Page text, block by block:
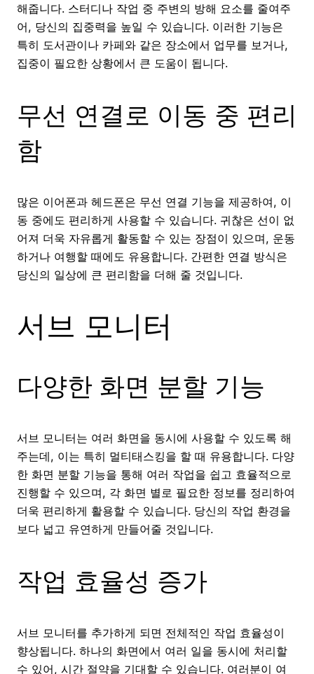
해줍니다. 스터디나 작업 중 주변의 방해 요소를 줄여주
어, 당신의 집중력을 높일 수 있습니다. 이러한 기능은
특히 도서관이나 카페와 같은 장소에서 업무를 보거나,
집중이 필요한 상황에서 큰 도움이 됩니다.
무선 연결로 이동 중 편리
함
많은 이어폰과 헤드폰은 무선 연결 기능을 제공하여, 이
동 중에도 편리하게 사용할 수 있습니다. 귀찮은 선이 없
어져 더욱 자유롭게 활동할 수 있는 장점이 있으며, 운동
하거나 여행할 때에도 유용합니다. 간편한 연결 방식은
당신의 일상에 큰 편리함을 더해 줄 것입니다.
서브 모니터
다양한 화면 분할 기능
서브 모니터는 여러 화면을 동시에 사용할 수 있도록 해
주는데, 이는 특히 멀티태스킹을 할 때 유용합니다. 다양
한 화면 분할 기능을 통해 여러 작업을 쉽고 효율적으로
진행할 수 있으며, 각 화면 별로 필요한 정보를 정리하여
더욱 편리하게 활용할 수 있습니다. 당신의 작업 환경을
보다 넓고 유연하게 만들어줄 것입니다.
작업 효율성 증가
서브 모니터를 추가하게 되면 전체적인 작업 효율성이
향상됩니다. 하나의 화면에서 여러 일을 동시에 처리할
수 있어, 시간 절약을 기대할 수 있습니다. 여러분이 여